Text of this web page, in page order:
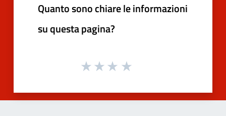
Quanto sono chiare le informazioni
su questa pagina?